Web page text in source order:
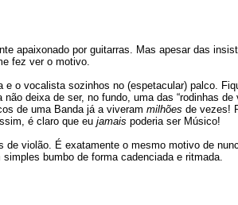
apaixonado por guitarras. Mas apesar das
fez ver o motivo.
o vocalista sozinhos no (espetacular) palco.
deixa de ser, no fundo, uma das “rodinhas de
de uma Banda já a viverammilhões de vezes!
é claro que eujamais poderia ser Músico!
de violão. É exatamente o mesmo motivo de
bumbo de forma cadenciada e ritmada.